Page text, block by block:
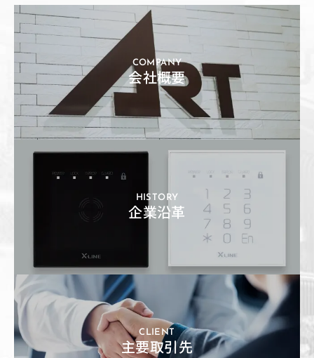
COMPANY
会社概要
HISTORY
企業沿革
CLIENT
主要取引先